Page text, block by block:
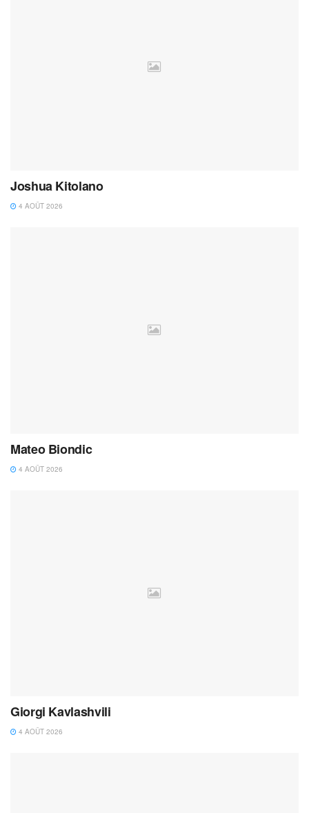
Joshua Kitolano
4 AOÛT 2026
Mateo Biondic
4 AOÛT 2026
Giorgi Kavlashvili
4 AOÛT 2026